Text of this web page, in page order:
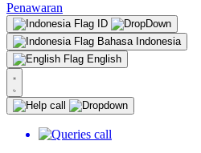
Penawaran
ID
Bahasa Indonesia
English